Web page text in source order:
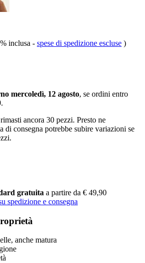
inclusa - spese di spedizione escluse )
mercoledì, 12 agosto, se ordini entro
.
ancora 30 pezzi. Presto ne
di consegna potrebbe subire variazioni se
gratuita a partire da € 49,90
spedizione e consegna
anche matura